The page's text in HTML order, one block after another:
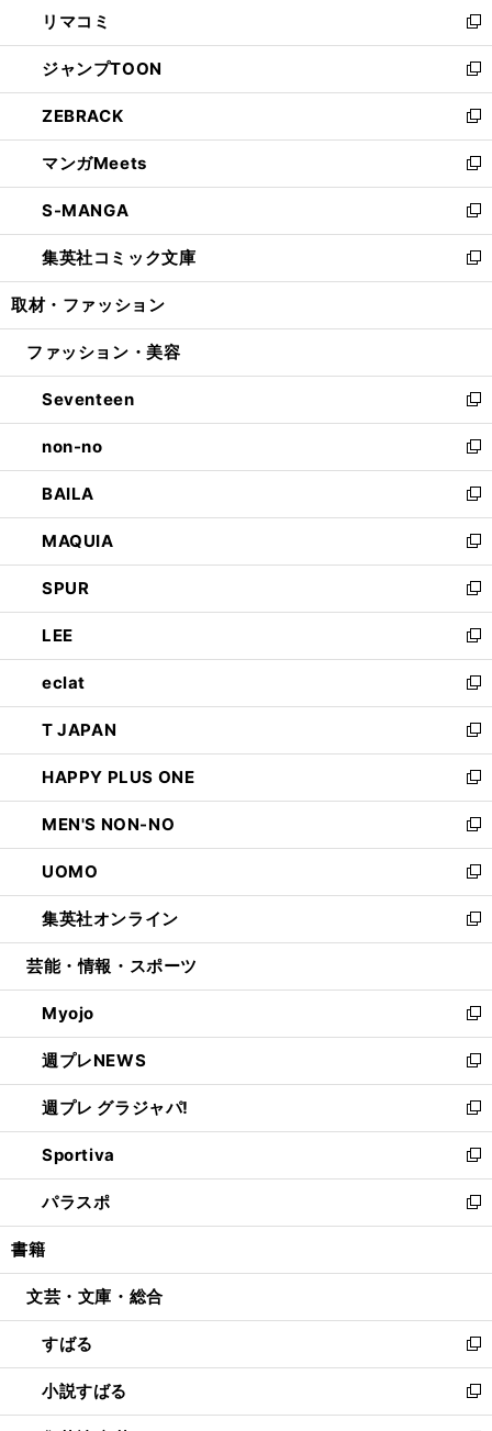
で
開
く
ド
ウ
で
開
く
ィ
ン
ド
ウ
で
開
く
い
ウ
ィ
ン
ド
ウ
で
開
く
リマコミ
新
し
い
ウ
ィ
ン
ド
ウ
で
開
く
ジャンプTOON
新
し
い
ウ
ィ
ン
ド
ウ
で
開
ZEBRACK
新
し
い
ウ
ィ
ン
ド
ウ
開
マンガMeets
新
し
い
ウ
ィ
ン
ウ
開
く
S-MANGA
新
し
い
ウ
ン
ウ
で
開
く
集英社コミック文庫
新
し
ウ
ン
ド
ウ
で
開
く
取材・ファッション
ファッション・美容
Seventeen
新
し
い
ウ
ィ
ン
ド
ウ
で
開
く
non-no
新
し
い
ウ
ィ
ン
ド
ウ
で
開
く
BAILA
新
し
い
ウ
ィ
ン
ド
ウ
で
開
く
MAQUIA
新
し
い
ウ
ィ
ン
ド
ウ
で
開
く
SPUR
新
し
い
ウ
ィ
ン
ド
ウ
で
開
く
LEE
新
し
い
ウ
ィ
ン
ド
ウ
で
開
く
eclat
新
し
い
ウ
ィ
ン
ド
ウ
で
開
く
T JAPAN
新
し
い
ウ
ィ
ン
ド
ウ
で
開
HAPPY PLUS ONE
新
し
い
ウ
ィ
ン
ド
ウ
開
く
MEN'S NON-NO
新
し
い
ウ
ィ
ン
ウ
で
開
く
UOMO
新
し
い
ウ
ン
ド
ウ
で
開
く
集英社オンライン
新
し
ウ
ィ
ン
ド
ウ
で
開
く
芸能・情報・スポーツ
Myojo
新
し
い
ウ
ィ
ン
ド
ウ
で
開
週プレNEWS
新
し
い
ウ
ィ
ン
ド
ウ
開
週プレ グラジャパ!
新
し
い
ウ
ィ
ン
ウ
開
く
Sportiva
新
し
い
ウ
ン
ウ
で
開
く
パラスポ
新
し
ウ
ン
ド
ウ
で
開
書籍
文芸・文庫・総合
すばる
新
し
い
ウ
小説すばる
新
し